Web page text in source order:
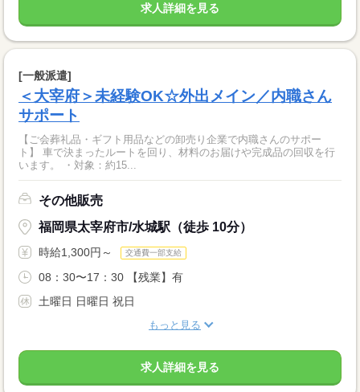
求人詳細を見る
[一般派遣]
＜大宰府＞未経験OK☆外出メイン／内職さん
サポート
【ご会葬礼品・ギフト用品などの卸売り企業で内職さんのサポー
ト】 車で決まったルートを回り、材料のお届けや完成品の回収を行
います。 ・対象：約15...
その他販売
福岡県太宰府市/水城駅（徒歩 10分）
時給1,300円～ 交通費一部支給
08：30〜17：30 【残業】有
土曜日 日曜日 祝日
もっと見る
求人詳細を見る